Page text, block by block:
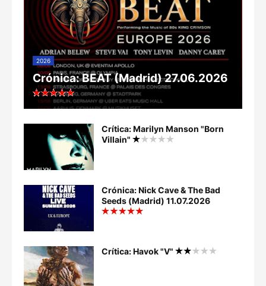
2026
Crónica: BEAT (Madrid) 27.06.2026
Crítica: Marilyn Manson "Born
Villain"
Crónica: Nick Cave & The Bad
Seeds (Madrid) 11.07.2026
Crítica: Havok "V"